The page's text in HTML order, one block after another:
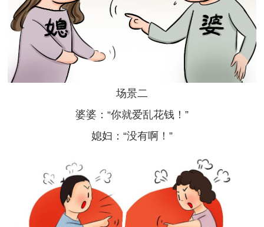
场景二
婆婆：“你就爱乱花钱！”
媳妇：“没有啊！”